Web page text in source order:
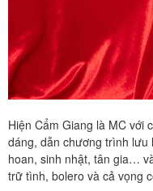
Hiện Cẩm Giang là MC với
dáng, dẫn chương trình lưu
hoan, sinh nhật, tân gia…
trữ tình, bolero và cả vọng